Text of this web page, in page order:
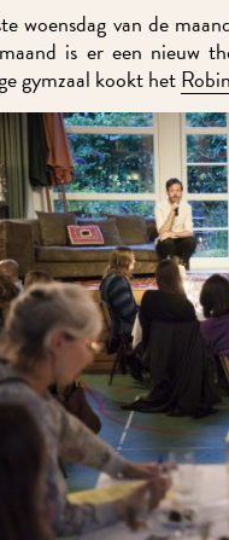
woensdag van de
is er een nieuw
gymzaal kookt het